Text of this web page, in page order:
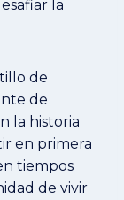
la
de
de
la historia
en primera
tiempos
de vivir